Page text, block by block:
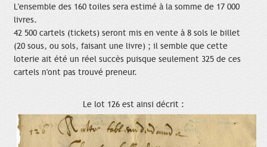
L'ensemble des 160 toiles sera estimé à la somme de 17 000
livres.
42 500 cartels (tickets) seront mis en vente à 8 sols le billet
(20 sous, ou sols, faisant une livre) ; il semble que cette
loterie ait été un réel succès puisque seulement 325 de ces
cartels n'ont pas trouvé preneur.
Le lot 126 est ainsi décrit :